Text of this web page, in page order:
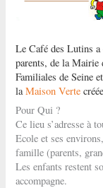
Le Café des Lutins a
parents, de la Mairie
Familiales de Seine
la Maison Verte
Pour Qui ?
Ce lieu s’adresse à
Ecole et ses
famille (parents,
Les enfants restent
accompagne.